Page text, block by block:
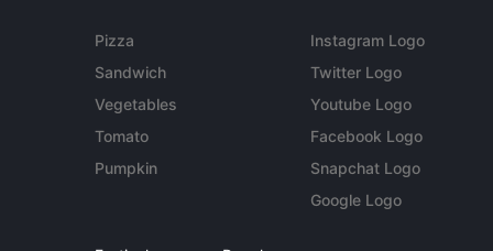
Pizza
Sandwich
Vegetables
Tomato
Pumpkin
Instagram Logo
Twitter Logo
Youtube Logo
Facebook Logo
Snapchat Logo
Google Logo